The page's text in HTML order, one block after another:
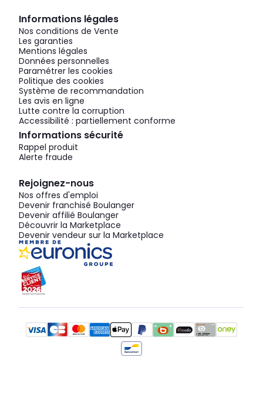
Informations légales
Nos conditions de Vente
Les garanties
Mentions légales
Données personnelles
Paramétrer les cookies
Politique des cookies
Système de recommandation
Les avis en ligne
Lutte contre la corruption
Accessibilité : partiellement conforme
Informations sécurité
Rappel produit
Alerte fraude
Rejoignez-nous
Nos offres d'emploi
Devenir franchisé Boulanger
Devenir affilié Boulanger
Découvrir la Marketplace
Devenir vendeur sur la Marketplace